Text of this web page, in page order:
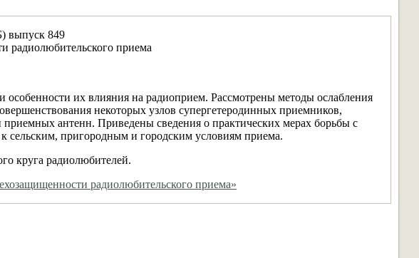
выпуск 849
радиолюбительского приема
их влияния на радиоприем. Рассмотрены методы ослабления
некоторых узлов супергетеродинных приемников,
антенн. Приведены сведения о практических мерах борьбы с
сельским, пригородным и городским условиям приема.
круга радиолюбителей.
радиолюбительского приема»